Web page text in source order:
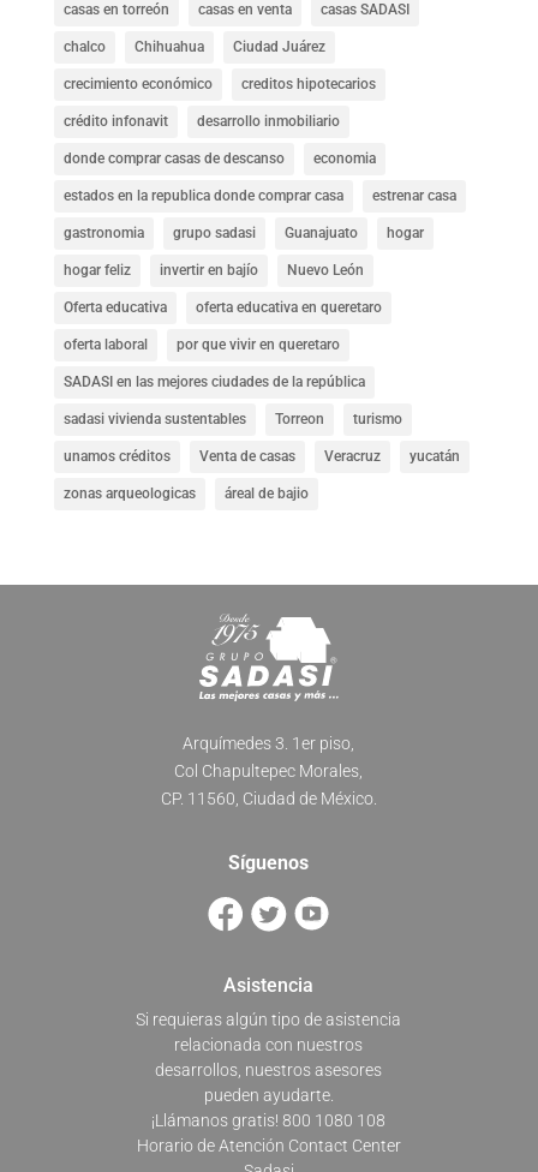
casas en torreón casas en venta casas SADASI
chalco Chihuahua Ciudad Juárez
crecimiento económico creditos hipotecarios
crédito infonavit desarrollo inmobiliario
donde comprar casas de descanso economia
estados en la republica donde comprar casa estrenar casa
gastronomia grupo sadasi Guanajuato hogar
hogar feliz invertir en bajío Nuevo León
Oferta educativa oferta educativa en queretaro
oferta laboral por que vivir en queretaro
SADASI en las mejores ciudades de la república
sadasi vivienda sustentables Torreon turismo
unamos créditos Venta de casas Veracruz yucatán
zonas arqueologicas áreal de bajio
Arquímedes 3. 1er piso,
Col Chapultepec Morales,
CP. 11560, Ciudad de México.
Síguenos
Asistencia
Si requieras algún tipo de asistencia
relacionada con nuestros
desarrollos, nuestros asesores
pueden ayudarte.
¡Llámanos gratis! 800 1080 108
Horario de Atención Contact Center